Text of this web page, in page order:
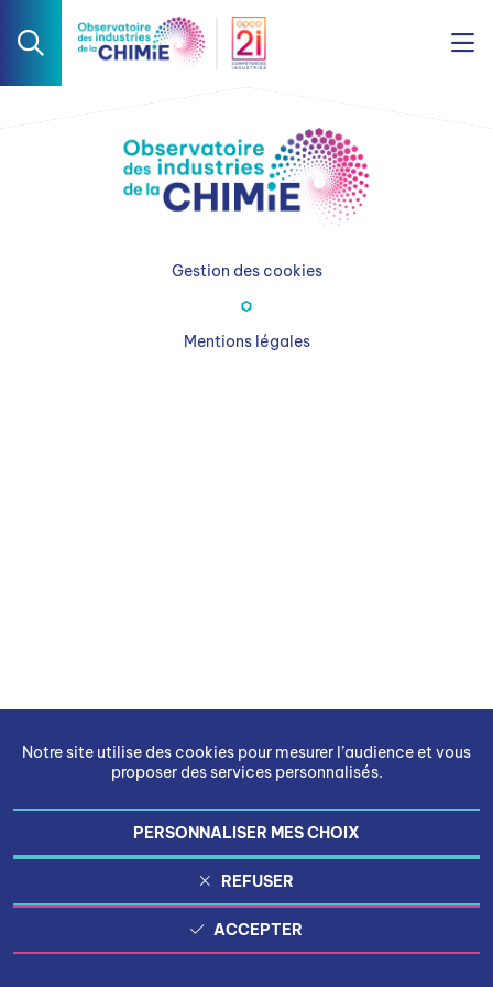
Notre site utilise des cookies pour mesurer l’audience et vous
proposer des services personnalisés.
PERSONNALISER MES CHOIX
REFUSER
ACCEPTER
Gestion des cookies
Mentions légales